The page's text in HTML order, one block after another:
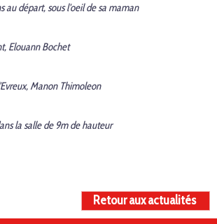
au départ, sous l'oeil de sa maman
Elouann Bochet
Manon Thimoleon
la salle de 9m de hauteur
Retour aux actualités